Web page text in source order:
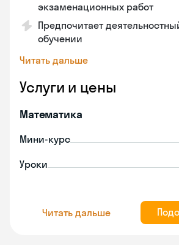
экзаменационных работ
Предпочитает
обучении
Читать дальше
Услуги и цены
Математика
Мини-курс
Уроки
Читать дальше